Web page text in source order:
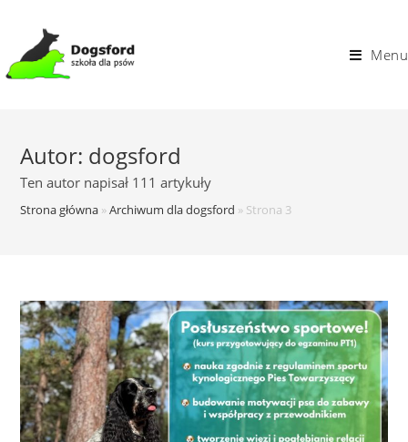
content
Menu
Autor: dogsford
Ten autor napisał 111 artykuły
Strona główna »Archiwum dla dogsford » Strona 3